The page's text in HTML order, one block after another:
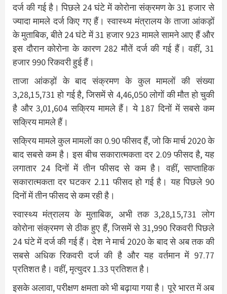
दर्ज की गई है। पिछले 24 घंटे में कोरोना संक्रमण के 31 हजार से
ज्यादा मामले दर्ज किए गए हैं। स्वास्थ्य मंत्रालय के ताजा आंकड़ों
के मुताबिक, बीते 24 घंटे में 31 हजार 923 मामले सामने आए हैं और
इस दौरान कोरोना के कारण 282 मौतें दर्ज की गई हैं। वहीं, 31
हजार 990 रिकवरी हुई हैं।
ताजा आंकड़ों के बाद संक्रमण के कुल मामलों की संख्या
3,28,15,731 हो गई है, जिसमें से 4,46,050 लोगों की मौत हो चुकी
है और 3,01,604 सक्रिय मामले हैं। ये 187 दिनों में सबसे कम
सक्रिय मामले हैं।
सक्रिय मामले कुल मामलों का 0.90 फीसद हैं, जो कि मार्च 2020 के
बाद सबसे कम है। इस बीच सकारात्मकता दर 2.09 फीसद है, यह
लगातार 24 दिनों में तीन फीसद से कम है। वहीं, साप्ताहिक
सकारात्मकता दर घटकर 2.11 फीसद हो गई है। यह पिछले 90
दिनों में तीन फीसद से कम रही है।
स्वास्थ्य मंत्रालय के मुताबिक, अभी तक 3,28,15,731 लोग
कोरोना संक्रमण से ठीक हुए हैं, जिसमें से 31,990 रिकवरी पिछले
24 घंटे में दर्ज की गई हैं। देश ने मार्च 2020 के बाद से अब तक की
सबसे अधिक रिकवरी दर्ज की है और यह वर्तमान में 97.77
प्रतिशत है। वहीं, मृत्युदर 1.33 प्रतिशत है।
इसके अलावा, परीक्षण क्षमता को भी बढ़ाया गया है। पूरे भारत में अब